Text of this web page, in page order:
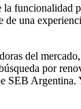
funcionalidad
de una
del
por
Argentina.